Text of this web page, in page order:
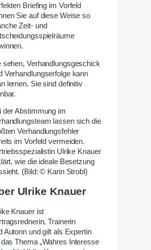
Briefing im Vorfeld
Sie auf diese Weise so
Zeit- und
sehen, Verhandlungsgeschick
Verhandlungserfolge kann
lernen. Sie sind definitiv
der Abstimmung im
lassen sich die
Verhandlungsfehler
im Vorfeld vermeiden.
Ulrike Knauer
wie die ideale Besetzung
(Bild: © Karin Strobl)
Ulrike Knauer
Knauer ist
Trainerin
Autorin und gilt als Expertin
Thema „Wahres Interesse